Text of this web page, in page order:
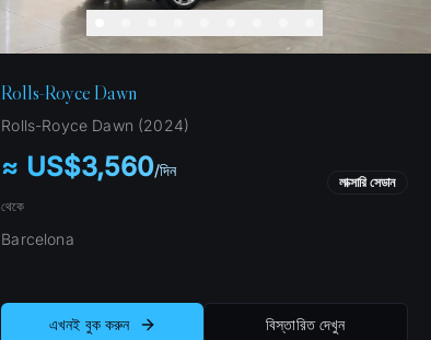
Rolls-Royce Dawn
Rolls-Royce Dawn (2024)
≈ US$3,560/দিন
থেকে
লাক্সারি সেডান
Barcelona
এখনই বুক করুন বিস্তারিত দেখুন